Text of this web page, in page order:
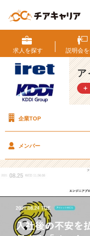
イ
レ
ッ
ト
新
を
う
を
【
求人を探す 説明会を
ア
企業TOP
メンバー